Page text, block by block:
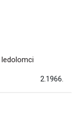
ledolomci
2.1966.